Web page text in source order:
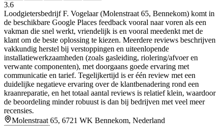
3.6
Loodgietersbedrijf F. Vogelaar (Molenstraat 65, Bennekom) komt in
de beschikbare Google Places feedback vooral naar voren als een
vakman die snel werkt, vriendelijk is en vooral meedenkt met de
klant om de beste oplossing te kiezen. Meerdere reviews beschrijven
vakkundig herstel bij verstoppingen en uiteenlopende
installatiewerkzaamheden (zoals gasleiding, riolering/afvoer en
verwante componenten), met doorgaans goede ervaring met
communicatie en tarief. Tegelijkertijd is er één review met een
duidelijke negatieve ervaring over de klantbenadering rond een
kraanreparatie, en het totaal aantal reviews is relatief klein, waardoor
de beoordeling minder robuust is dan bij bedrijven met veel meer
recensies.
Molenstraat 65, 6721 WK Bennekom, Nederland